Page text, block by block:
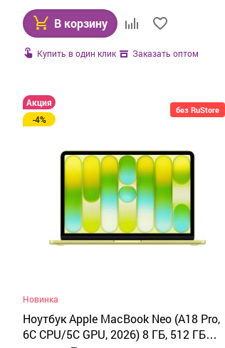
В корзину
Купить в один клик Заказать оптом
без RuStore
Акция
-4%
Новинка
Ноутбук Apple MacBook Neo (A18 Pro,
6C CPU/5C GPU, 2026) 8 ГБ, 512 ГБ